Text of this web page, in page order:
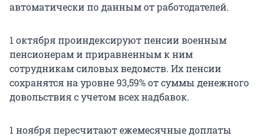
автоматически по данным от работодателей.
1 октября проиндексируют пенсии военным
пенсионерам и приравненным к ним
сотрудникам силовых ведомств. Их пенсии
сохранятся на уровне 93,59% от суммы денежного
довольствия с учетом всех надбавок.
1 ноября пересчитают ежемесячные доплаты